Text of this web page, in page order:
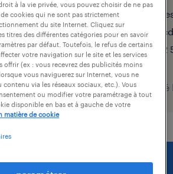
sur-mer, manche
année
2026
à la vie privée, vous pouvez choisir de ne pas
cookies qui ne sont pas strictement
du site Internet. Cliquez sur
titres des différentes catégories pour en savoir
par défaut. Toutefois, le refus de certains
votre navigation sur le site et les services
offrir (ex : vous recevrez des publicités moins
vous naviguerez sur Internet, vous ne
contenu via les réseaux sociaux, etc.). Vous
ou modifier votre paramétrage à tout
disponible en bas et à gauche de votre
matière de cookie